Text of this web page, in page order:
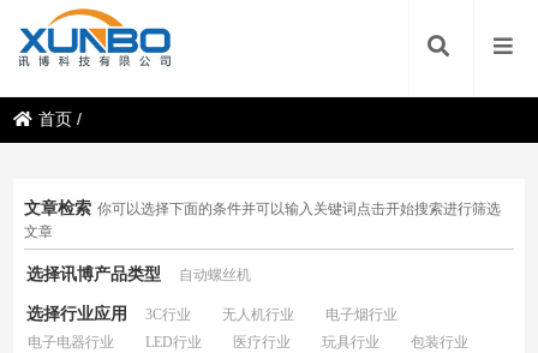
首页 /
文章检索 你可以选择下面的条件并可以输入关键词点击开始搜索进行筛选
文章
选择讯博产品类型 自动螺丝机
选择行业应用 3C行业 无人机行业
电子烟行业
电子电器行业
LED行业 医疗行业 玩具行业
包装行业